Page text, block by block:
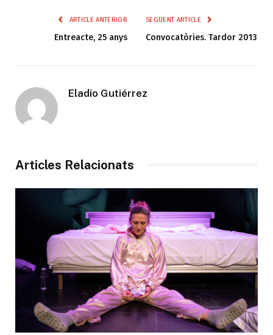
ARTICLE ANTERIOR
Entreacte, 25 anys
SEGÜENT ARTICLE
Convocatòries. Tardor 2013
Eladio Gutiérrez
Articles Relacionats